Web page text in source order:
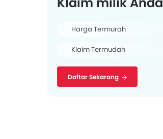
Harga Termurah
Klaim Termudah
Daftar Sekarang